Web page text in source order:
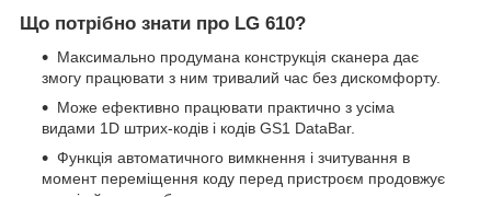
Що потрібно знати про LG 610?
Максимально продумана конструкція сканера дає
змогу працювати з ним тривалий час без дискомфорту.
Може ефективно працювати практично з усіма
видами 1D штрих-кодів і кодів GS1 DataBar.
Функція автоматичного вимкнення і зчитування в
момент переміщення коду перед пристроєм продовжує